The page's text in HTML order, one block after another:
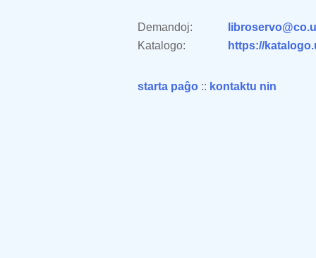
Demandoj:
Katalogo:
https://
starta paĝo :: kontaktu nin